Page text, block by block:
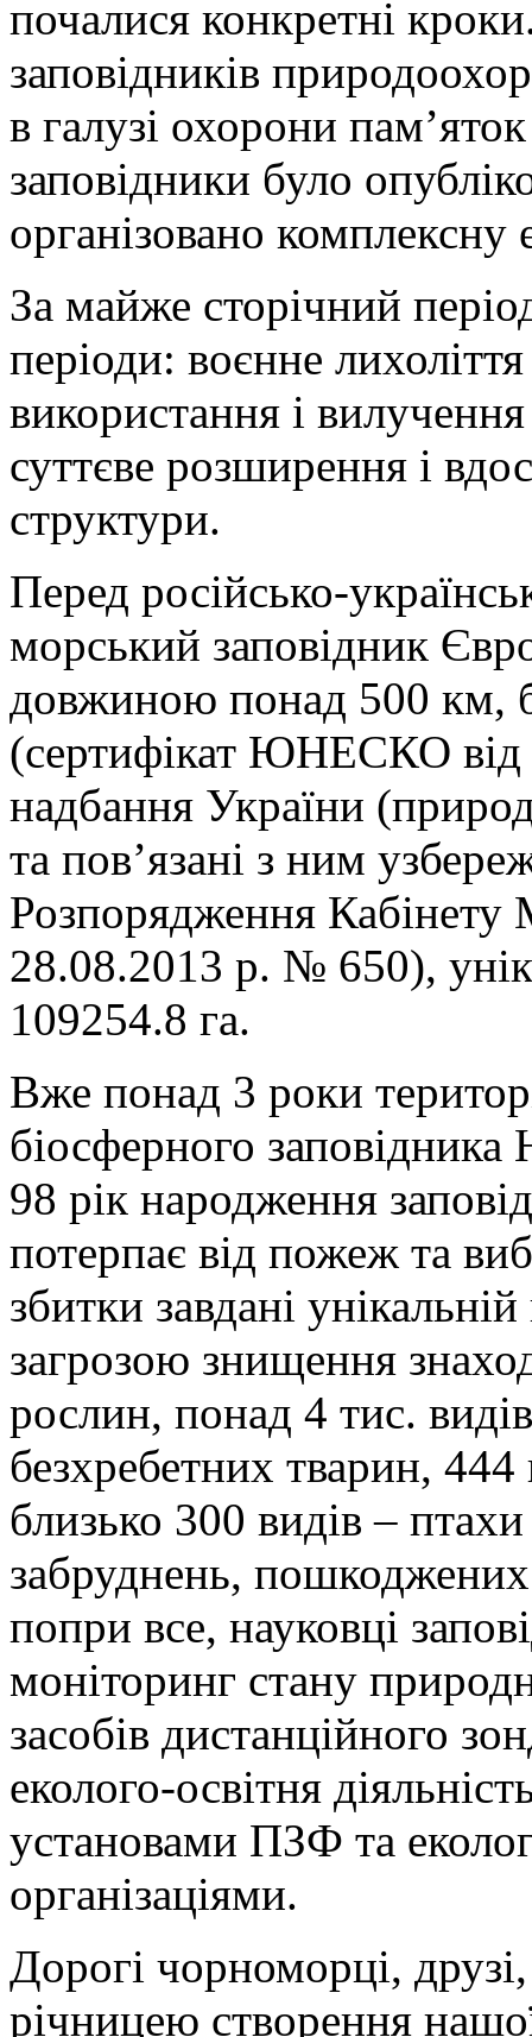
почалися конкретні
заповідників
в галузі охорони
заповідники було
організовано комплексну
За майже сторічний
періоди: воєнне
використання і
суттєве розширення і
структури.
Перед російсько-
морський заповідник
довжиною понад 500 км,
(сертифікат ЮНЕСКО від
надбання України
та пов’язані з ним
Розпорядження Кабінету
28.08.2013 р. № 650),
109254.8 га.
Вже понад 3 роки
біосферного
98 рік народження
потерпає від пожеж та
збитки завдані
загрозою знищення
рослин, понад 4 тис.
безхребетних тварин,
близько 300 видів –
забруднень,
попри все, науковці
моніторинг стану
засобів дистанційного
еколого-освітня
установами ПЗФ та
організаціями.
Дорогі чорноморці,
річницею створення